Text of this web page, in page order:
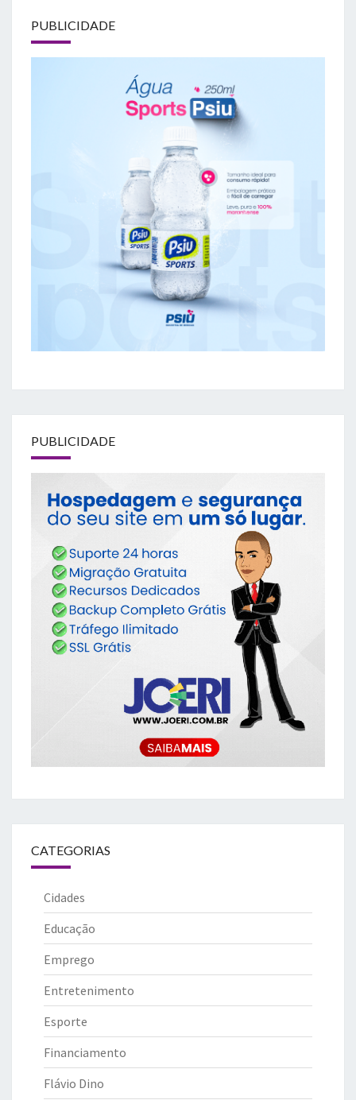
PUBLICIDADE
PUBLICIDADE
CATEGORIAS
Cidades
Educação
Emprego
Entretenimento
Esporte
Financiamento
Flávio Dino